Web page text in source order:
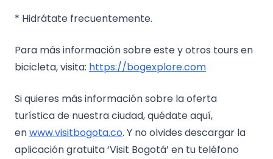
* Hidrátate frecuentemente.
Para más información sobre este y otros tours en
bicicleta, visita: https://bogexplore.com
Si quieres más información sobre la oferta
turística de nuestra ciudad, quédate aquí,
enwww.visitbogota.co. Y no olvides descargar la
aplicación gratuita ‘Visit Bogotá’ en tu teléfono